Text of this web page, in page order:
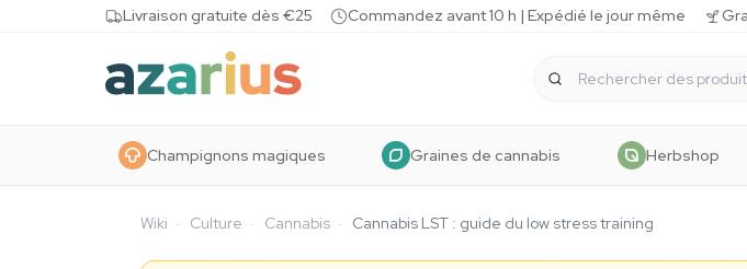
Skip to contentLivraison gratuite dès €25 Commandez avant 10 h | Expédié le jour même
Champignons magiques Graines de cannabis Herbshop
Wiki · Culture · Cannabis · Cannabis LST : guide du low stress training